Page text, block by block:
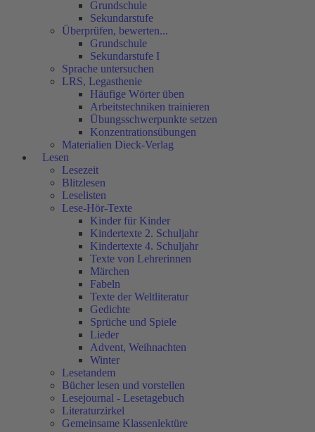
Grundschule
Sekundarstufe
Überprüfen, bewerten...
Grundschule
Sekundarstufe I
Sprache untersuchen
LRS, Legasthenie
Häufige Wörter üben
Arbeitstechniken trainieren
Übungsschwerpunkte setzen
Konzentrationsübungen
Materialien Dieck-Verlag
Lesen
Lesezeit
Blitzlesen
Leselisten
Lese-Hör-Texte
Kinder für Kinder
Kindertexte 2. Schuljahr
Kindertexte 4. Schuljahr
Texte von Lehrerinnen
Märchen
Fabeln
Texte der Weltliteratur
Gedichte
Sprüche und Spiele
Lieder
Advent, Weihnachten
Winter
Lesetandem
Bücher lesen und vorstellen
Lesejournal - Lesetagebuch
Literaturzirkel
Gemeinsame Klassenlektüre